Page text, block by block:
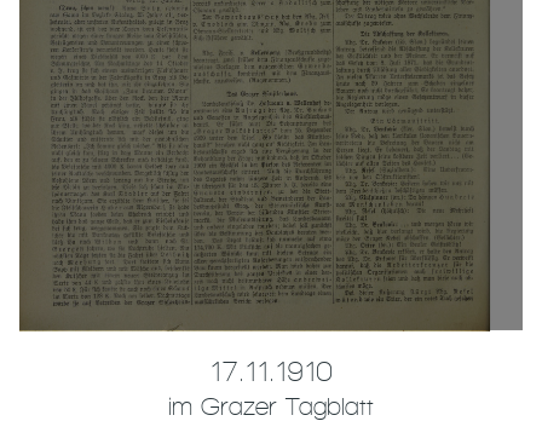
17.11.1910
im Grazer Tagblatt